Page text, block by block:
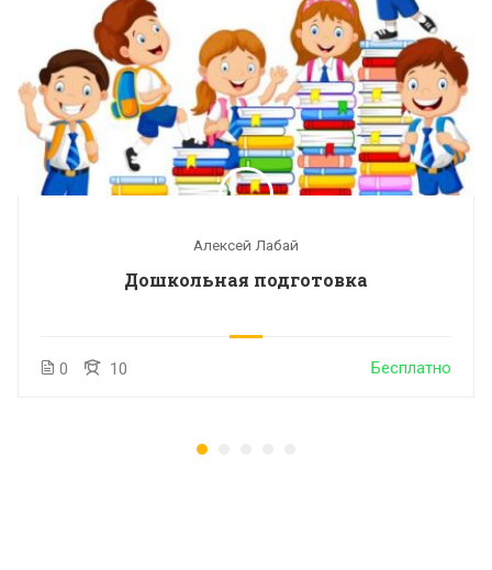
Алексей Лабай
Дошкольная подготовка
0 10 Бесплатно